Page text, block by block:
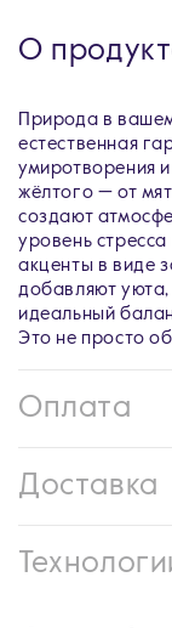
О
Природа в
естественная
умиротворения
жёлтого — от
создают
уровень
акценты в виде
добавляют
идеальный
Это не просто
Оплата
Доставка